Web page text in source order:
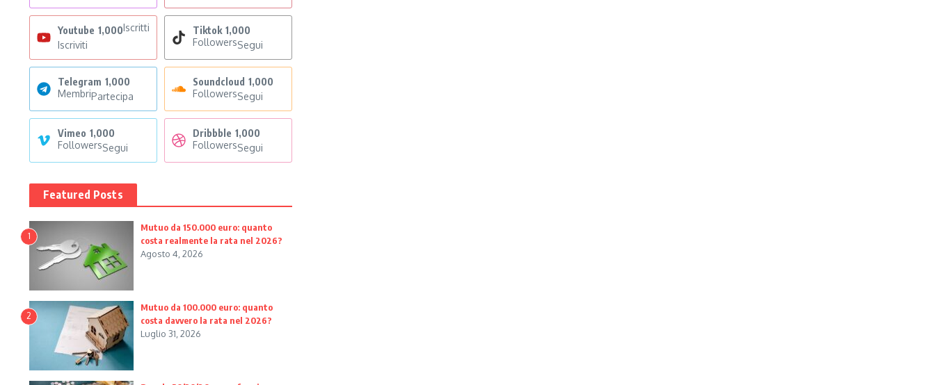
Youtube 1,000Iscritti
Iscriviti
Tiktok 1,000
FollowersSegui
Telegram 1,000
MembriPartecipa
Soundcloud 1,000
FollowersSegui
Vimeo 1,000
FollowersSegui
Dribbble 1,000
FollowersSegui
Featured Posts
1
Mutuo da 150.000 euro: quanto
costa realmente la rata nel 2026?
Agosto 4, 2026
2
Mutuo da 100.000 euro: quanto
costa davvero la rata nel 2026?
Luglio 31, 2026